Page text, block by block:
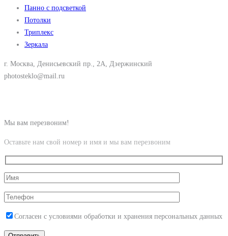
Панно с подсветкой
Потолки
Триплекс
Зеркала
г. Москва, Денисьевский пр., 2А, Дзержинский
photosteklo@mail.ru
Мы вам перезвоним!
Оставьте нам свой номер и имя и мы вам перезвоним
Согласен с условиями обработки и хранения персональных данных